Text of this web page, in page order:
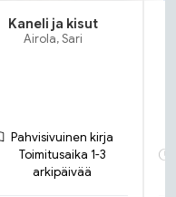
Kaneli ja kisut
Airola, Sari
Pahvisivuinen kirja
Toimitusaika 1-3
arkipäivää